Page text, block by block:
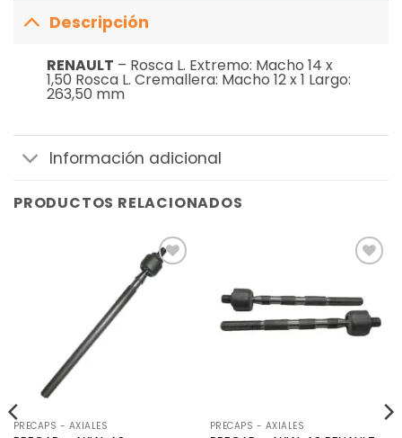
Descripción
RENAULT – Rosca L. Extremo: Macho 14 x
1,50 Rosca L. Cremallera: Macho 12 x 1 Largo:
263,50 mm
Información adicional
PRODUCTOS RELACIONADOS
Añadir
PRECAPS - AXIALES
lista de
deseos
PRECAPS - AXIALES